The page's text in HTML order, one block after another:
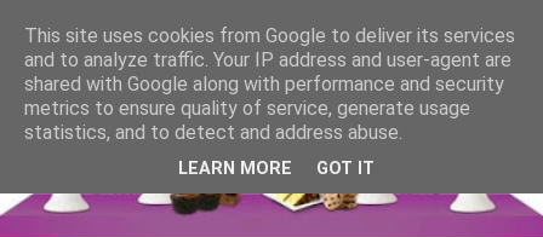
This site uses cookies from Google to deliver its services
and to analyze traffic. Your IP address and user-agent are
shared with Google along with performance and security
metrics to ensure quality of service, generate usage
statistics, and to detect and address abuse.
LEARN MORE GOT IT